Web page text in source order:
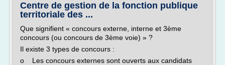
Centre de gestion de la fonction publique
territoriale des ...
Que signifient « concours externe, interne et 3ème
concours (ou concours de 3ème voie) » ?
Il existe 3 types de concours :
o Les concours externes sont ouverts aux candidats